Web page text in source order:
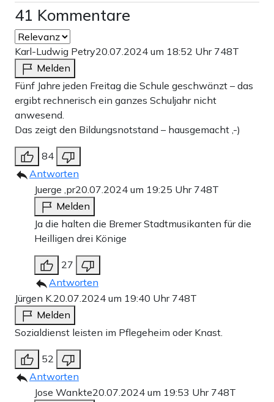
41 Kommentare
Karl-Ludwig Petry20.07.2024 um 18:52 Uhr 748T
Melden
Fünf Jahre jeden Freitag die Schule geschwänzt – das
ergibt rechnerisch ein ganzes Schuljahr nicht
anwesend.
Das zeigt den Bildungsnotstand – hausgemacht ,-)
84
Antworten
Juerge ,pr20.07.2024 um 19:25 Uhr 748T
Melden
Ja die halten die Bremer Stadtmusikanten für die
Heilligen drei Könige
27
Antworten
Jürgen K.20.07.2024 um 19:40 Uhr 748T
Melden
Sozialdienst leisten im Pflegeheim oder Knast.
52
Antworten
Jose Wankte20.07.2024 um 19:53 Uhr 748T